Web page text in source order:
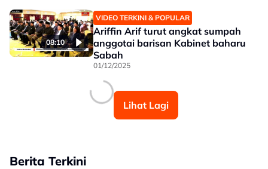
08:10
VIDEO TERKINI & POPULAR
Ariffin Arif turut angkat sumpah
anggotai barisan Kabinet baharu
Sabah
01/12/2025
Lihat Lagi
Berita Terkini